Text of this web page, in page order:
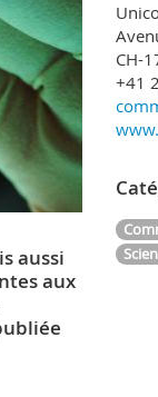
aussi
aux
CH-
+41